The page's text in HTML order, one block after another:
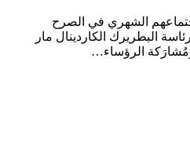
الشهري في الصرح
البطريرك الكاردينال مار
الرؤساء…